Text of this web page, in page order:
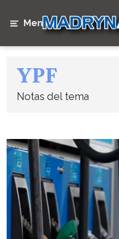
Menú
YPF
Notas del tema